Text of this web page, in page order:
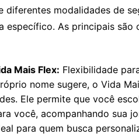
diferentes modalidades de
específico. As principais são
Mais Flex: Flexibilidade
nome sugere, o Vida
Ele permite que você
você, acompanhando sua
para quem busca